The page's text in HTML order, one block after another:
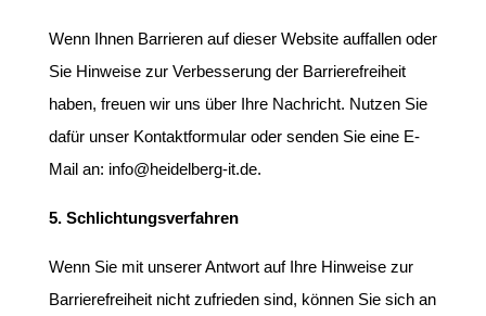
Wenn Ihnen Barrieren auf dieser Website auffallen oder
Sie Hinweise zur Verbesserung der Barrierefreiheit
haben, freuen wir uns über Ihre Nachricht. Nutzen Sie
dafür unser Kontaktformular oder senden Sie eine E-
Mail an: info@heidelberg-it.de.
5. Schlichtungsverfahren
Wenn Sie mit unserer Antwort auf Ihre Hinweise zur
Barrierefreiheit nicht zufrieden sind, können Sie sich an